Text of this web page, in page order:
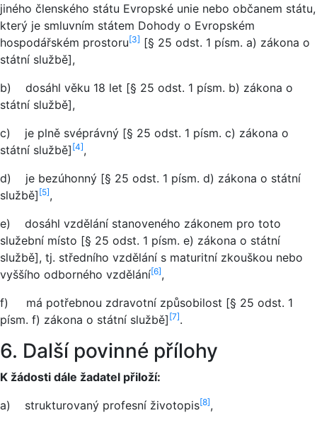
jiného členského státu Evropské unie nebo občanem státu,
který je smluvním státem Dohody o Evropském
hospodářském prostoru[3] [§ 25 odst. 1 písm. a) zákona o
státní službě],
b) dosáhl věku 18 let [§ 25 odst. 1 písm. b) zákona o
státní službě],
c) je plně svéprávný [§ 25 odst. 1 písm. c) zákona o
státní službě] [4],
d) je bezúhonný [§ 25 odst. 1 písm. d) zákona o státní
službě] [5],
e) dosáhl vzdělání stanoveného zákonem pro toto
služební místo [§ 25 odst. 1 písm. e) zákona o státní
službě], tj. středního vzdělání s maturitní zkouškou nebo
vyššího odborného vzdělání[6],
f) má potřebnou zdravotní způsobilost [§ 25 odst. 1
písm. f) zákona o státní službě] [7].
6. Další povinné přílohy
K žádosti dále žadatel přiloží:
a) strukturovaný profesní životopis[8],